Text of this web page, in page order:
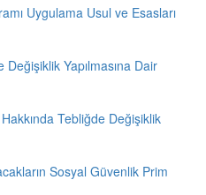
Uygulama Usul ve Esasları
Yapılmasına Dair
Tebliğde Değişiklik
Sosyal Güvenlik Prim